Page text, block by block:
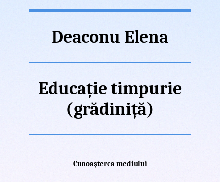
Deaconu Elena
Educație timpurie
(grădiniță)
Cunoașterea mediului